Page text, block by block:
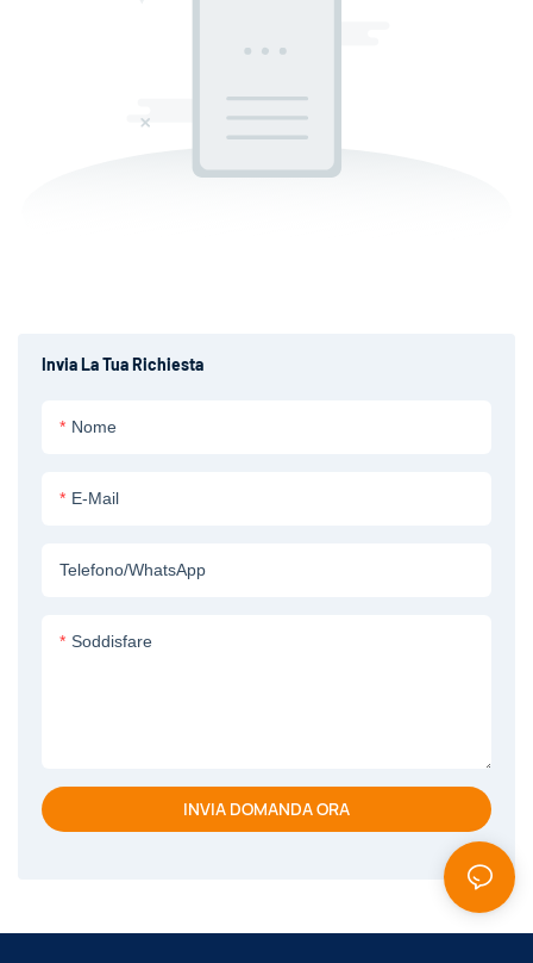
Invia La Tua Richiesta
Nome
E-Mail
Telefono/WhatsApp
Soddisfare
INVIA DOMANDA ORA